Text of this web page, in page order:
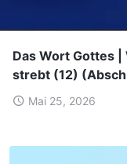
Das Wort Gottes
strebt (12)
Mai 25, 2026